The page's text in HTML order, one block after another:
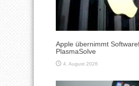
Apple übernimmt
PlasmaSolve
4. August 2026